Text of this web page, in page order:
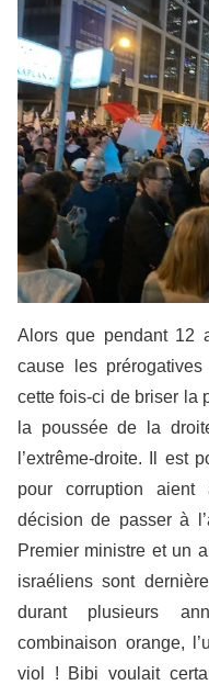
Alors que pendant 12
cause les
cette fois-ci de briser la
la poussée de la
l’extrême-droite. Il est
pour corruption
décision de passer à
Premier ministre et un
israéliens sont
durant plusieurs
combinaison orange,
viol ! Bibi voulait